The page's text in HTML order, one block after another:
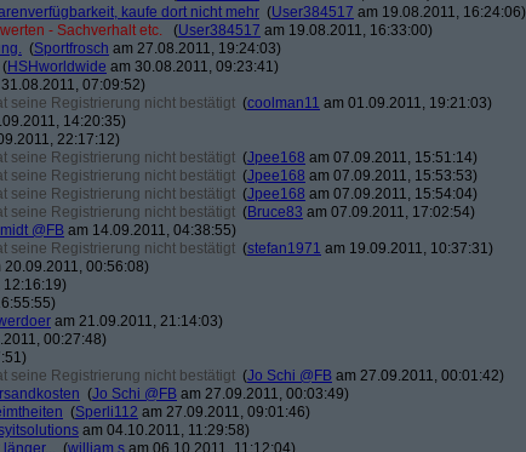
kaufe dort nicht mehr (User384517 am 19.08.2011, 16:24:06)
- Sachverhalt etc. (User384517 am 19.08.2011, 16:33:00)
(Sportfrosch am 27.08.2011, 19:24:03)
(HSHworldwide am 30.08.2011, 09:23:41)
07:09:52)
seine Registrierung nicht bestätigt (coolman11 am 01.09.2011, 19:21:03)
14:20:35)
22:17:12)
seine Registrierung nicht bestätigt (Jpee168 am 07.09.2011, 15:51:14)
seine Registrierung nicht bestätigt (Jpee168 am 07.09.2011, 15:53:53)
seine Registrierung nicht bestätigt (Jpee168 am 07.09.2011, 15:54:04)
seine Registrierung nicht bestätigt (Bruce83 am 07.09.2011, 17:02:54)
@FB am 14.09.2011, 04:38:55)
seine Registrierung nicht bestätigt (stefan1971 am 19.09.2011, 10:37:31)
20.09.2011, 00:56:08)
12:16:19)
am 21.09.2011, 21:14:03)
00:27:48)
seine Registrierung nicht bestätigt (Jo Schi @FB am 27.09.2011, 00:01:42)
(Jo Schi @FB am 27.09.2011, 00:03:49)
(Sperli112 am 27.09.2011, 09:01:46)
am 04.10.2011, 11:29:58)
(william.s am 06.10.2011, 11:12:04)